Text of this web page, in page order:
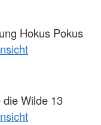
Hokus Pokus
Wilde 13